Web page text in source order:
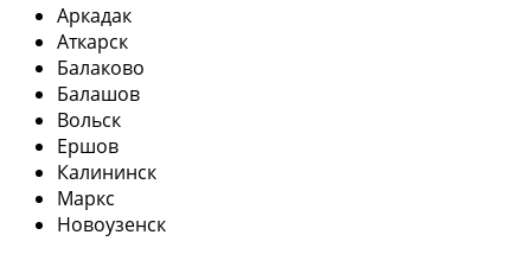
Аркадак
Аткарск
Балаково
Балашов
Вольск
Ершов
Калининск
Маркс
Новоузенск